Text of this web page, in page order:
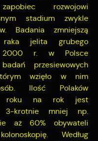
zapobiec rozwojowi
stadium zwykle
Badania zmniejszą
raka jelita grubego
r. w Polsce
przesiewowych
wzięło w nim
Ilość Polaków
z roku na rok jest
krotnie mniej np.
aż 60% obywateli
Według